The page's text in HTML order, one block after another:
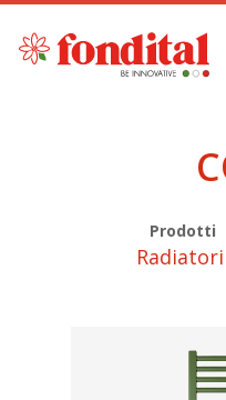
Prodotti